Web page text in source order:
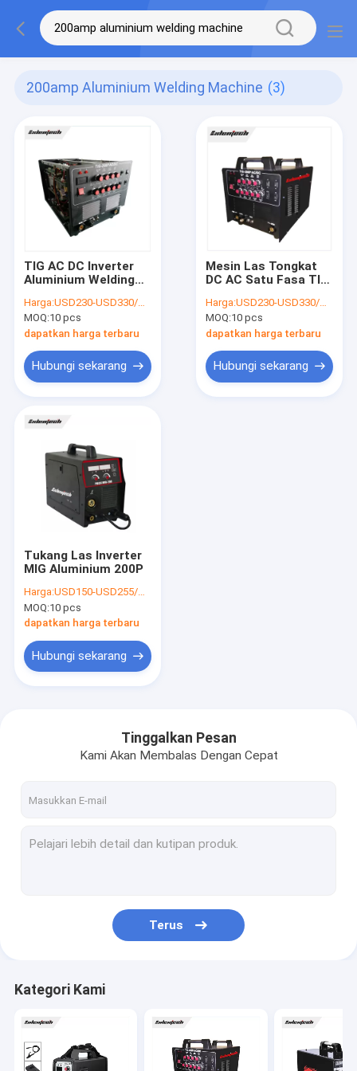
200amp Aluminium Welding Machine (3)
TIG AC DC Inverter
Aluminium Welding
Remote Foot Control
Harga:USD230-USD330/PC
MOQ:10 pcs
dapatkan harga terbaru
Hubungi sekarang
Mesin Las Tongkat
DC AC Satu Fasa TIG
Welder
Harga:USD230-USD330/PC
MOQ:10 pcs
dapatkan harga terbaru
Hubungi sekarang
Tukang Las Inverter
MIG Aluminium 200P
Harga:USD150-USD255/PC
MOQ:10 pcs
dapatkan harga terbaru
Hubungi sekarang
Tinggalkan Pesan
Kami Akan Membalas Dengan Cepat
Terus
Kategori Kami